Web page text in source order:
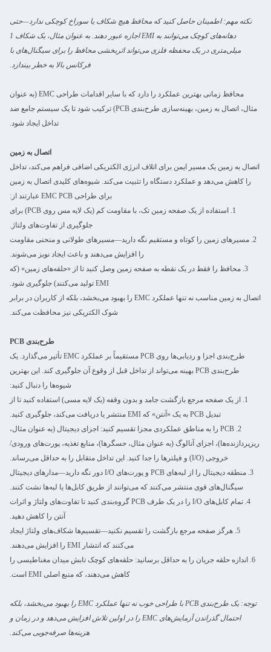
ما به زودی با شما تماس خواهیم
گرفت
نکته مهم: اطمینان حاصل کنید که محافظ هیچ شکاف یا سوراخ کوچکی ندارد—حتی
دهانه‌های کوچک می‌توانند به EMI اجازه عبور دهند. به عنوان مثال، یک شکاف 1
میلی‌متری در یک محفظه فلزی می‌تواند اثربخشی محافظ را برای سیگنال‌های با
فرکانس بالا به خطر بیندازد.
محافظ زمانی بهترین عملکرد را دارد که با سایر اقدامات طراحی EMC (به عنوان
مثال، اتصال به زمین، بهینه‌سازی طرح‌بندی PCB) ترکیب شود تا یک سیستم جامع ضد
تداخل ایجاد شود.
اتصال به زمین
اتصال به زمین یک مسیر ایمن برای اتلاف انرژی الکتریکی اضافی فراهم می‌کند، تداخل
را کاهش می‌دهد و عملکرد دستگاه را تثبیت می‌کند. شیوه‌های کلیدی اتصال به زمین
برای طراحی EMC PCB عبارتند از:
1. استفاده از یک صفحه زمین تک، با مقاومت کم (یک لایه مس روی PCB) برای
جلوگیری از تفاوت‌های ولتاژ.
2. مسیرهای زمین را کوتاه و مستقیم نگه دارید—مسیرهای طولانی و منحنی مقاومت
را افزایش می‌دهند و باعث ایجاد نویز می‌شوند.
3. محافظ را فقط در یک نقطه به صفحه زمین وصل کنید تا از «حلقه‌های زمین» (که
EMI تولید می‌کنند) جلوگیری شود.
اتصال به زمین مناسب نه تنها عملکرد EMC را بهبود می‌بخشد، بلکه از کاربران در برابر
شوک الکتریکی نیز محافظت می‌کند.
طرح‌بندی PCB
طرح‌بندی اجزا و ردیابی‌ها روی PCB مستقیماً بر عملکرد EMC تأثیر می‌گذارد. یک
طرح‌بندی PCB بهینه می‌تواند از تداخل قبل از وقوع آن جلوگیری کند. این بهترین
شیوه‌ها را دنبال کنید:
1. از یک صفحه مرجع بازگشت جامد و بدون وقفه (یک لایه مسی) استفاده کنید تا از
تبدیل PCB به یک «آنتن» که EMI منتشر یا دریافت می‌کند، جلوگیری کنید.
2. PCB را به مناطق عملکردی مجزا تقسیم کنید: اجزای دیجیتال (به عنوان مثال،
ریزپردازنده‌ها)، اجزای آنالوگ (به عنوان مثال، حسگرها)، منابع تغذیه، پورت‌های ورودی/
خروجی (I/O) و فیلترها را جدا کنید. این تداخل متقابل را به حداقل می‌رساند.
3. منطقه دیجیتال را از لبه‌های PCB و پورت‌های I/O دور نگه دارید—مدارهای دیجیتال
سیگنال‌های قوی منتشر می‌کنند که می‌توانند از طریق کابل‌ها یا لبه‌ها نشت کنند.
4. تمام کابل‌های I/O را در یک طرف PCB گروه‌بندی کنید تا تفاوت‌های ولتاژ و اثرات
آنتن را کاهش دهید.
5. هرگز صفحه مرجع بازگشت را تقسیم نکنید—تقسیم‌ها شکاف‌های ولتاژ ایجاد
می‌کنند که انتشار EMI را افزایش می‌دهند.
6. اندازه حلقه جریان را به حداقل برسانید: حلقه‌های کوچک تابش میدان مغناطیسی را
کاهش می‌دهند، که منبع اصلی EMI است.
توجه: یک طرح‌بندی PCB با طراحی خوب نه تنها عملکرد EMC را بهبود می‌بخشد، بلکه
احتمال گذراندن آزمایش‌های EMC را در اولین تلاش افزایش می‌دهد و در زمان و
هزینه‌ها صرفه‌جویی می‌کند.